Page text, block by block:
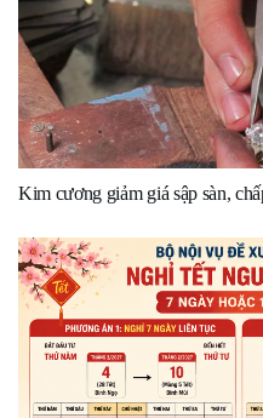
Kim cương giảm giá sập sàn,